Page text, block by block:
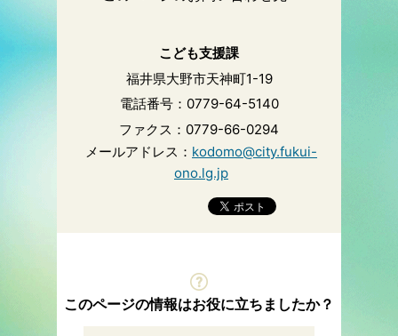
こども支援課
福井県大野市天神町1-19
電話番号：0779-64-5140
ファクス：0779-66-0294
メールアドレス： kodomo@city.fukui-
ono.lg.jp
このページの情報はお役に立ちましたか？